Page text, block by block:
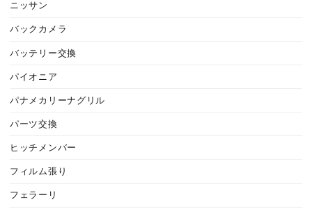
ニッサン
バックカメラ
バッテリー交換
パイオニア
パナメカリーナグリル
パーツ交換
ヒッチメンバー
フィルム張り
フェラーリ